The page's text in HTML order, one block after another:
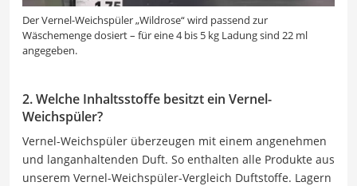
Der Vernel-Weichspüler „Wildrose“ wird passend zur
Wäschemenge dosiert – für eine 4 bis 5 kg Ladung sind 22 ml
angegeben.
2. Welche Inhaltsstoffe besitzt ein Vernel-
Weichspüler?
Vernel-Weichspüler überzeugen mit einem angenehmen
und langanhaltenden Duft. So enthalten alle Produkte aus
unserem Vernel-Weichspüler-Vergleich Duftstoffe. Lagern